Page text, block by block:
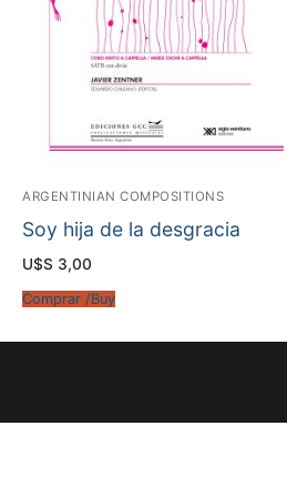
ARGENTINIAN COMPOSITIONS
Soy hija de la desgracia
U$S 3,00
Comprar /Buy